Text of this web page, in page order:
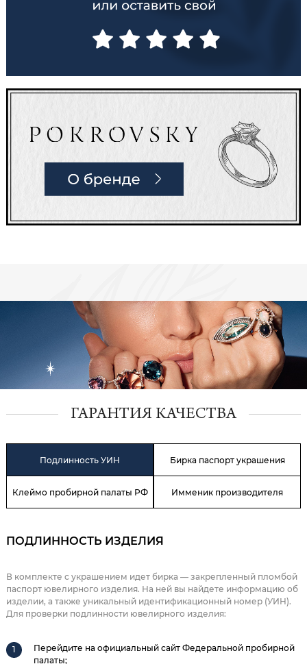
ГАРАНТИЯ КАЧЕСТВА
Подлинность УИН Бирка паспорт украшения
Клеймо пробирной палаты РФ Имменик производителя
ПОДЛИННОСТЬ ИЗДЕЛИЯ
В комплекте с украшением идет бирка — закрепленный пломбой
паспорт ювелирного изделия. На ней вы найдете информацию об
изделии, а также уникальный идентификационный номер (УИН).
Для проверки подлинности ювелирного изделия:
Перейдите на официальный сайт Федеральной пробирной
палаты;